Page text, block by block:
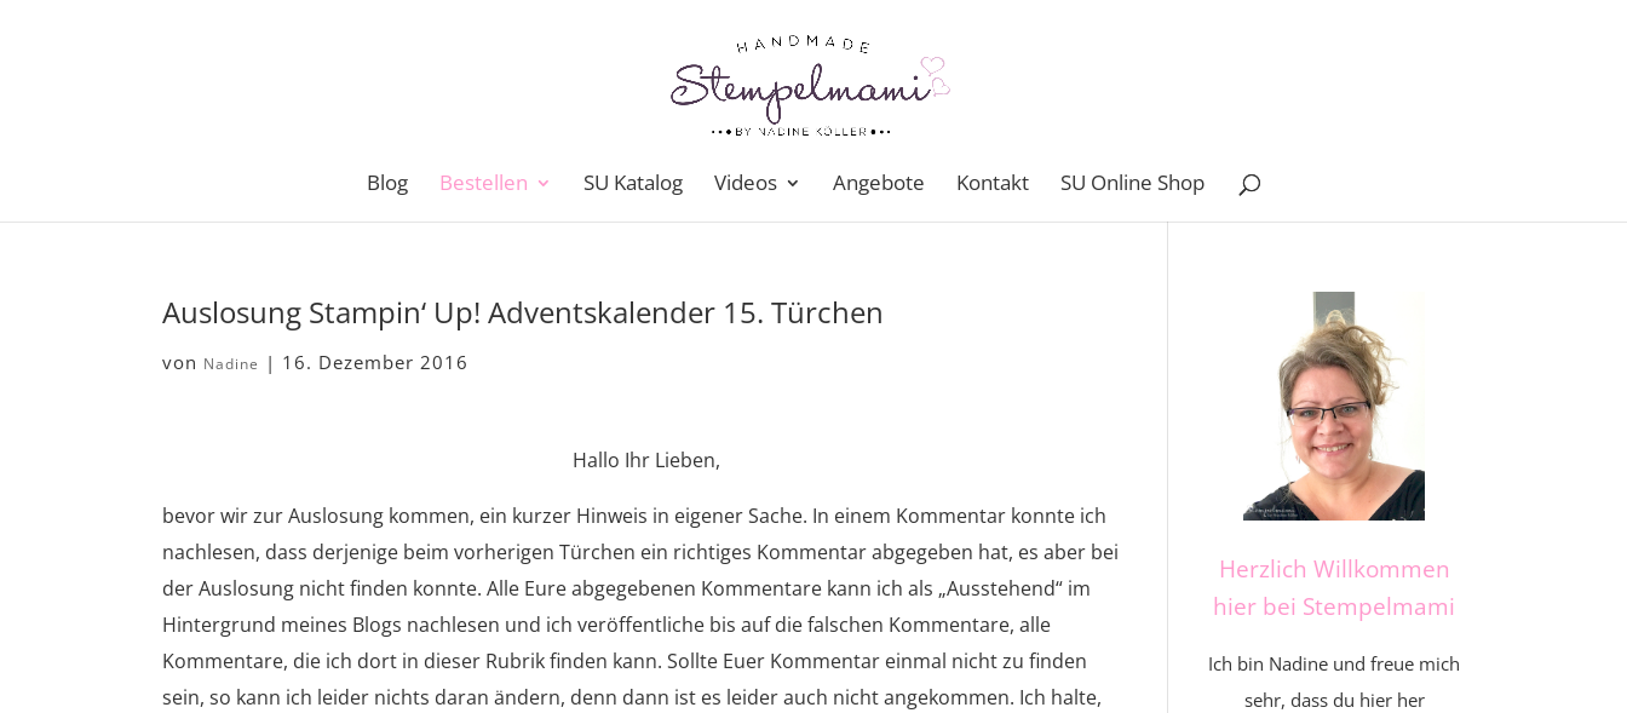
Blog Bestellen SU Katalog Videos Angebote Kontakt SU Online Shop
Auslosung Stampin‘ Up! Adventskalender 15. Türchen
von Nadine | 16. Dezember 2016
Hallo Ihr Lieben,
bevor wir zur Auslosung kommen, ein kurzer Hinweis in eigener Sache. In einem Kommentar konnte ich
nachlesen, dass derjenige beim vorherigen Türchen ein richtiges Kommentar abgegeben hat, es aber bei
der Auslosung nicht finden konnte. Alle Eure abgegebenen Kommentare kann ich als „Ausstehend“ im
Hintergrund meines Blogs nachlesen und ich veröffentliche bis auf die falschen Kommentare, alle
Kommentare, die ich dort in dieser Rubrik finden kann. Sollte Euer Kommentar einmal nicht zu finden
sein, so kann ich leider nichts daran ändern, denn dann ist es leider auch nicht angekommen. Ich halte,
Herzlich Willkommen
hier bei Stempelmami
Ich bin Nadine und freue mich
sehr, dass du hier her